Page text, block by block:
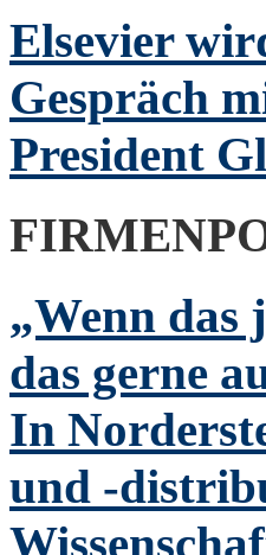
Elsevier
Gespräch
President
„Wenn das
das gerne
In
und -